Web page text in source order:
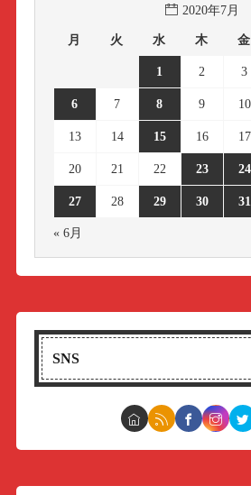
2020年7月
月 火 水 木 金
1 2 3
6 7 8 9 10
13 14 15 16 17
20 21 22 23 24
27 28 29 30 31
« 6月
SNS